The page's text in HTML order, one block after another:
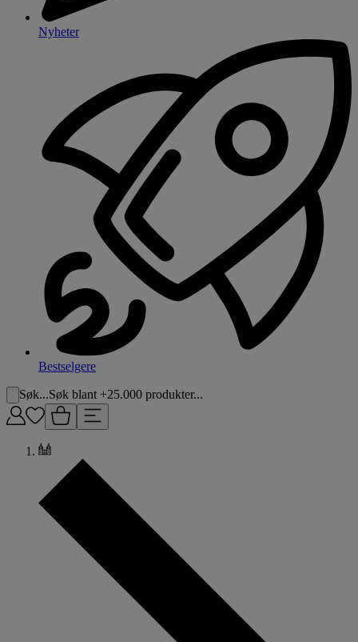
Nyheter
Bestselgere
Søk...Søk blant +25.000 produkter...